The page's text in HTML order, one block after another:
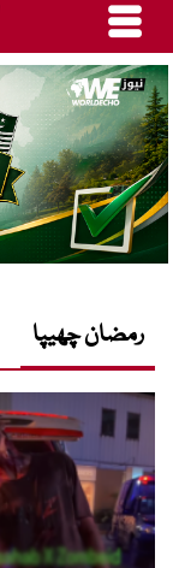
رمضان چھیپا